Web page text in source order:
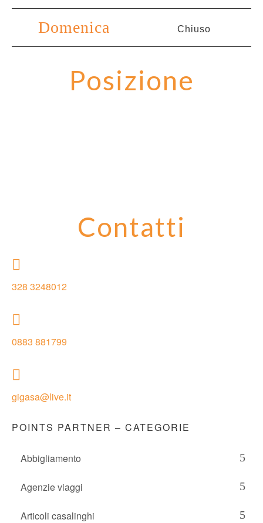
Domenica Chiuso
Posizione
Contatti
328 3248012
0883 881799
gigasa@live.it
POINTS PARTNER – CATEGORIE
Abbigliamento
Agenzie viaggi
Articoli casalinghi